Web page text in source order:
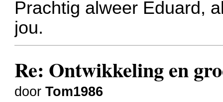
Prachtig alweer Eduard,
jou.
Re: Ontwikkeling en
doorTom1986